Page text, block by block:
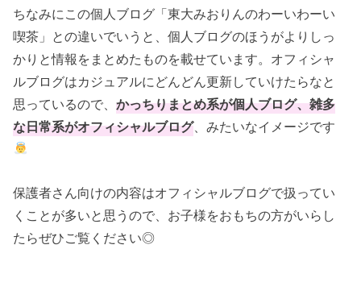
ちなみにこの個人ブログ「東大みおりんのわーいわーい
喫茶」との違いでいうと、個人ブログのほうがよりしっ
かりと情報をまとめたものを載せています。オフィシャ
ルブログはカジュアルにどんどん更新していけたらなと
思っているので、かっちりまとめ系が個人ブログ、雑多
な日常系がオフィシャルブログ、みたいなイメージです
保護者さん向けの内容はオフィシャルブログで扱ってい
くことが多いと思うので、お子様をおもちの方がいらし
たらぜひご覧ください◎